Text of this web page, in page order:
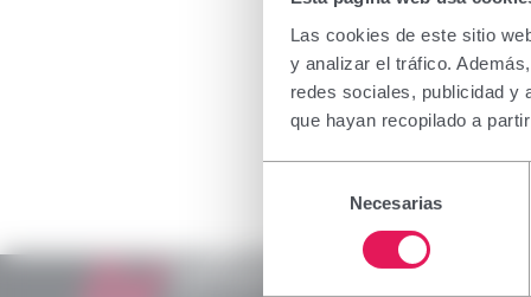
Las cookies de este sitio
y analizar el tráfico.
redes sociales, publicidad y
que hayan recopilado a
consentimiento
Necesarias
a
su
rogamos
Declaro